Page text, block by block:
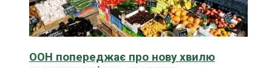
ООН попереджає про нову хвилю